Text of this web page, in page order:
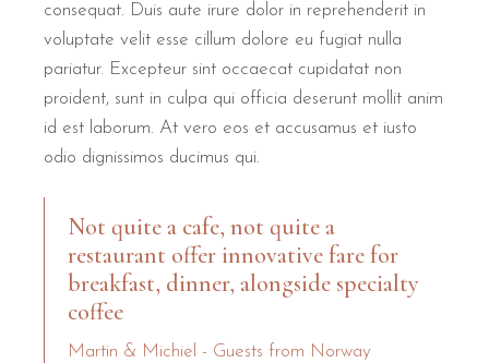
consequat. Duis aute irure dolor in reprehenderit in
voluptate velit esse cillum dolore eu fugiat nulla
pariatur. Excepteur sint occaecat cupidatat non
proident, sunt in culpa qui officia deserunt mollit anim
id est laborum. At vero eos et accusamus et iusto
odio dignissimos ducimus qui.
Not quite a cafe, not quite a
restaurant offer innovative fare for
breakfast, dinner, alongside specialty
coffee
Martin & Michiel - Guests from Norway